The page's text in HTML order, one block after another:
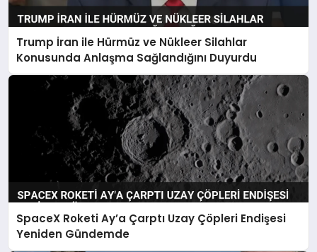
Trump İran ile Hürmüz ve Nükleer Silahlar
Konusunda Anlaşma Sağlandığını Duyurdu
SpaceX Roketi Ay’a Çarptı Uzay Çöpleri Endişesi
Yeniden Gündemde